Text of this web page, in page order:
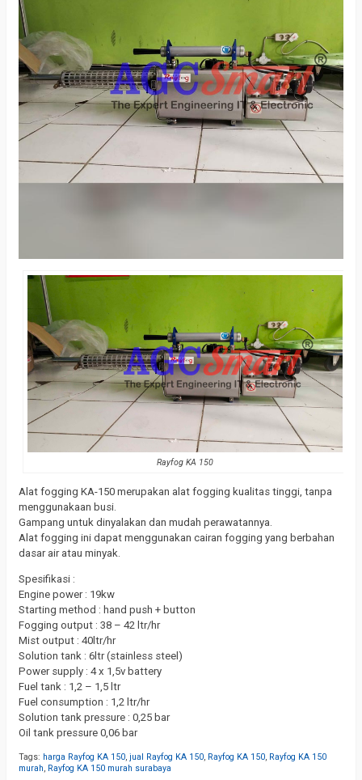
Rayfog KA 150
Alat fogging KA-150 merupakan alat fogging kualitas tinggi, tanpa
menggunakaan busi.
Gampang untuk dinyalakan dan mudah perawatannya.
Alat fogging ini dapat menggunakan cairan fogging yang berbahan
dasar air atau minyak.
Spesifikasi :
Engine power : 19kw
Starting method : hand push + button
Fogging output : 38 – 42 ltr/hr
Mist output : 40ltr/hr
Solution tank : 6ltr (stainless steel)
Power supply : 4 x 1,5v battery
Fuel tank : 1,2 – 1,5 ltr
Fuel consumption : 1,2 ltr/hr
Solution tank pressure : 0,25 bar
Oil tank pressure 0,06 bar
Tags: harga Rayfog KA 150, jual Rayfog KA 150, Rayfog KA 150, Rayfog KA 150
murah, Rayfog KA 150 murah surabaya